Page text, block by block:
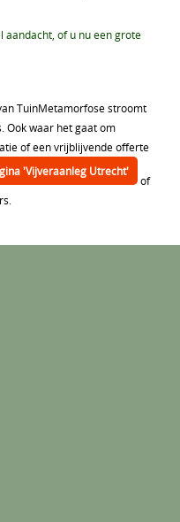
aandacht, of u nu een grote
TuinMetamorfose stroomt
Ook waar het gaat om
of een vrijblijvende offerte
'Vijveraanleg Utrecht'
of